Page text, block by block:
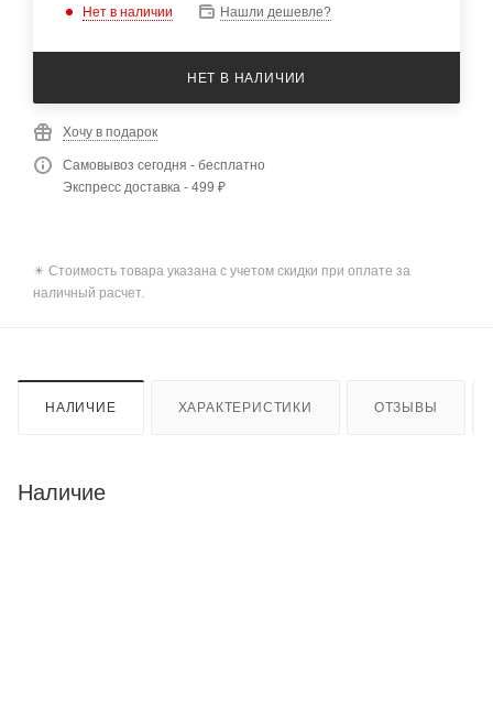
Нет в наличии Нашли дешевле?
НЕТ В НАЛИЧИИ
Хочу в подарок
Самовывоз сегодня - бесплатно
Экспресс доставка - 499 ₽
✴️ Стоимость товара указана с учетом скидки при оплате за
наличный расчет.
НАЛИЧИЕ ХАРАКТЕРИСТИКИ ОТЗЫВЫ
Наличие